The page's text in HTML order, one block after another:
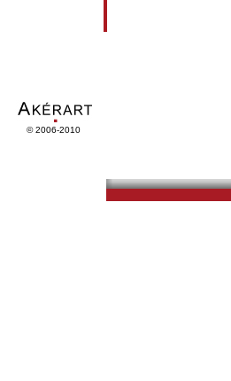
© 2006-2010